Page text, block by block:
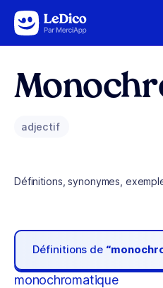
Aller au contenu
adjectif
Définitions, synonymes,
Définitions de
monochromatique